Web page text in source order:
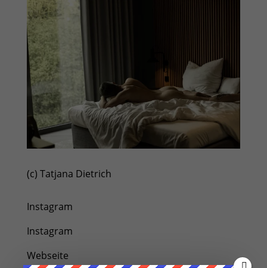
(c) Tatjana Dietrich
Instagram
Instagram
Webseite